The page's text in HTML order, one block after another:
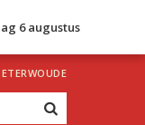
6 augustus